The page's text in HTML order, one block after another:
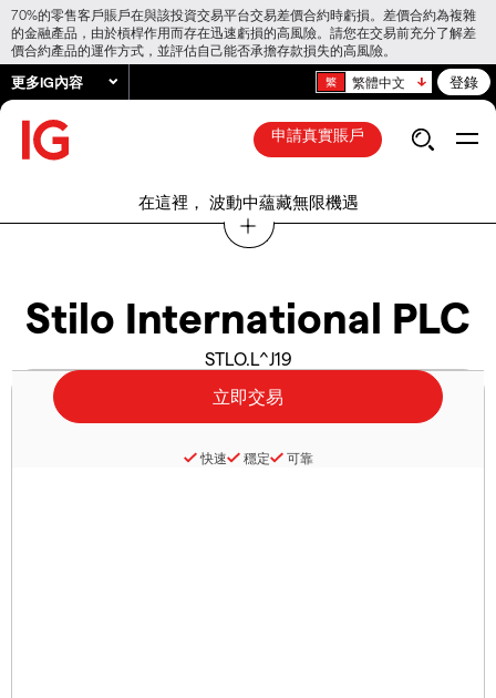
70%的零售客戶賬戶在與該投資交易平台交易差價合約時虧損。差價合約為複雜
的金融產品，由於槓桿作用而存在迅速虧損的高風險。請您在交易前充分了解差
價合約產品的運作方式，並評估自己能否承擔存款損失的高風險。
更多IG內容 繁體中文 登錄
申請真實賬戶
在這裡， 波動中蘊藏無限機遇
Stilo International PLC
STLO.L^J19
快速 穩定 可靠